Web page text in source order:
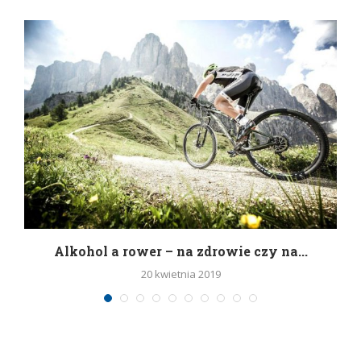
Alkohol a rower – na zdrowie czy na...
20 kwietnia 2019